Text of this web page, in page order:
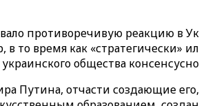
противоречивую реакцию в
то время как «стратегически»
общества
Путина, отчасти создающие